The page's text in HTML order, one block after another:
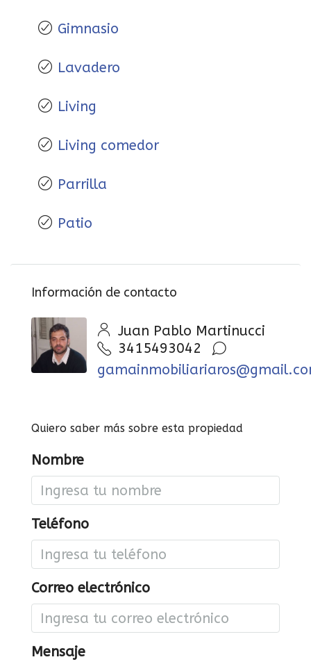
Gimnasio
Lavadero
Living
Living comedor
Parrilla
Patio
Información de contacto
Juan Pablo Martinucci
3415493042
Quiero saber más sobre esta propiedad
Nombre
Teléfono
Correo electrónico
Mensaje